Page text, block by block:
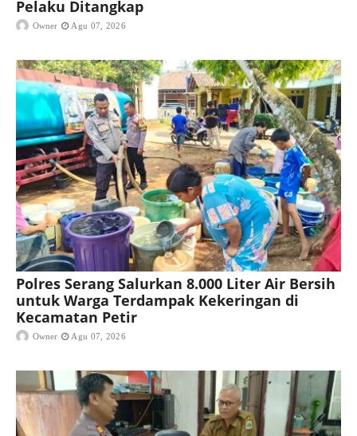
Pelaku Ditangkap
Owner Agu 07, 2026
Polres Serang Salurkan 8.000 Liter Air Bersih
untuk Warga Terdampak Kekeringan di
Kecamatan Petir
Owner Agu 07, 2026